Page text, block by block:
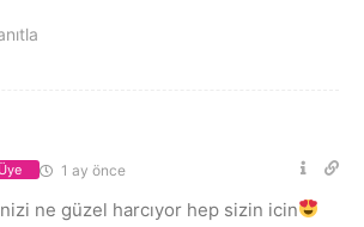
Üye 1 ay önce
ne güzel harcıyor hep sizin icin